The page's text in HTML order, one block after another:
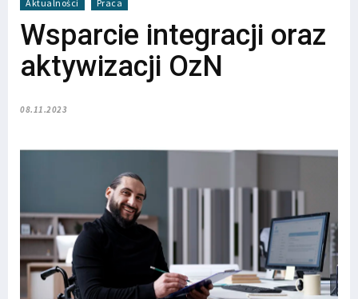
Aktualności Praca
Wsparcie integracji oraz
aktywizacji OzN
08.11.2023